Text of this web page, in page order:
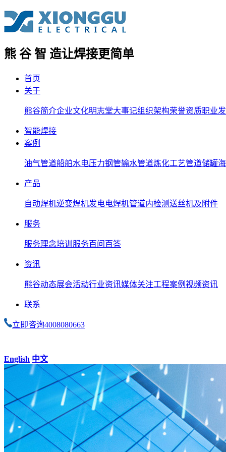
熊 谷 智 造让焊接更简单
首页
关于
熊谷简介企业文化明志堂大事记组织架构荣誉资质职业
智能焊接
案例
油气管道船舶水电压力钢管输水管道炼化工艺管道储罐
产品
自动焊机逆变焊机发电电焊机管道内检测送丝机及附件
服务
服务理念培训服务百问百答
资讯
熊谷动态展会活动行业资讯媒体关注工程案例 视频资讯
联系
立即咨询4008080663
English 中文